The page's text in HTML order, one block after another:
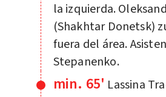
la izquierda.
(Shakhtar Donetsk)
fuera del área.
Stepanenko.
min. 65' Lassina